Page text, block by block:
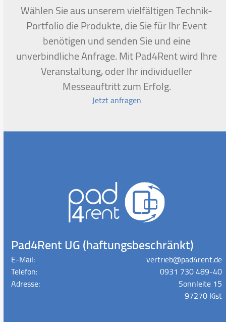
Wählen Sie aus unserem vielfältigen Technik-
Portfolio die Produkte, die Sie für Ihr Event
benötigen und senden Sie und eine
unverbindliche Anfrage. Mit Pad4Rent wird Ihre
Veranstaltung, oder Ihr individueller
Messeauftritt zum Erfolg.
Jetzt anfragen
Pad4Rent UG (haftungsbeschränkt)
E-Mail:
vertrieb@pad4rent.de
Telefon:
0931 730 489-40
Adresse:
Sonnleite 15
97270 Kist